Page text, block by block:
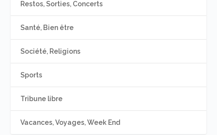
Restos, Sorties, Concerts
Santé, Bien être
Société, Religions
Sports
Tribune libre
Vacances, Voyages, Week End